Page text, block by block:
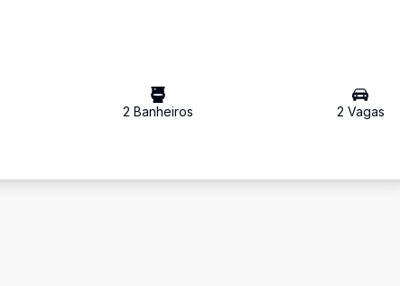
2 Banheiros 2 Vagas